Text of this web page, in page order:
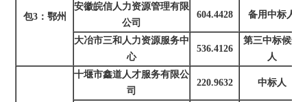
包3：鄂州
安徽皖信人力资源管理有限
公司
604.4428 备用中标人
大冶市三和人力资源服务中
心
536.4126
第三中标候选
人
十堰市鑫道人才服务有限公
司
220.9632 中标人